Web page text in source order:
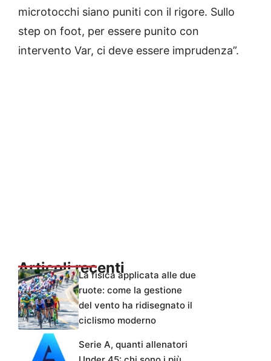
microtocchi siano puniti con il rigore. Sullo
step on foot, per essere punito con
intervento Var, ci deve essere imprudenza”.
Articoli recentiLa fisica applicata alle due
ruote: come la gestione
del vento ha ridisegnato il
ciclismo moderno
Serie A, quanti allenatori